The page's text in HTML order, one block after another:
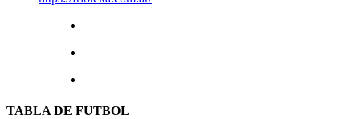
TABLA DE FUTBOL